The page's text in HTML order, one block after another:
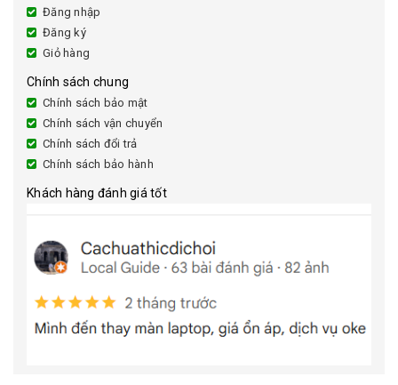
Đăng nhập
Đăng ký
Giỏ hàng
Chính sách chung
Chính sách bảo mật
Chính sách vận chuyển
Chính sách đổi trả
Chính sách bảo hành
Khách hàng đánh giá tốt